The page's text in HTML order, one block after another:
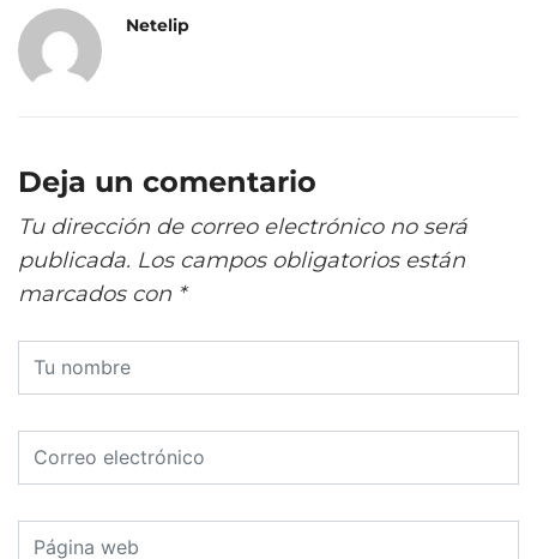
Netelip
Deja un comentario
Tu dirección de correo electrónico no será
publicada. Los campos obligatorios están
marcados con *